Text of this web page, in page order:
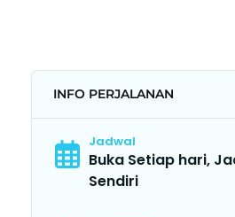
INFO PERJALANAN
Jadwal
Buka Setiap hari,
Sendiri